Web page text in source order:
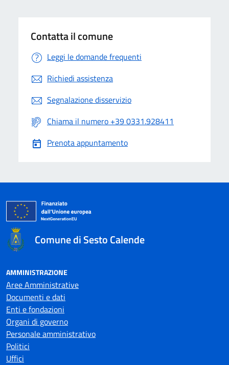
Contatta il comune
Leggi le domande frequenti
Richiedi assistenza
Segnalazione disservizio
Chiama il numero +39 0331.928411
Prenota appuntamento
Comune di Sesto Calende
AMMINISTRAZIONE
Aree Amministrative
Documenti e dati
Enti e fondazioni
Organi di governo
Personale amministrativo
Politici
Uffici